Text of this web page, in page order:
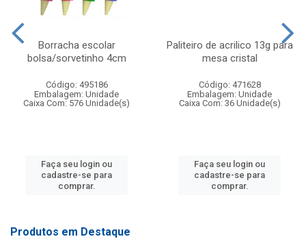
Borracha escolar
bolsa/sorvetinho 4cm
Código: 495186
Embalagem: Unidade
Caixa Com: 576 Unidade(s)
Faça seu login ou
cadastre-se para
comprar.
Paliteiro de acrilico 13g para
mesa cristal
Código: 471628
Embalagem: Unidade
Caixa Com: 36 Unidade(s)
Faça seu login ou
cadastre-se para
comprar.
Produtos em Destaque